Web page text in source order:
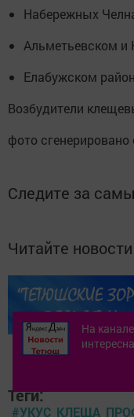
Набережных
Альметьевском и
Елабужском
Возбудители
фото
Следите за
Читайте
Теги:
На